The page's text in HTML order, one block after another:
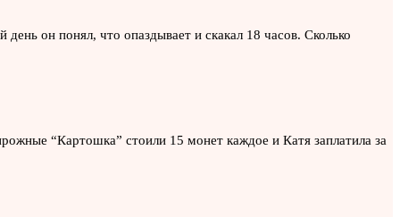
он понял, что опаздывает и скакал 18 часов. Сколько
“Картошка” стоили 15 монет каждое и Катя заплатила за